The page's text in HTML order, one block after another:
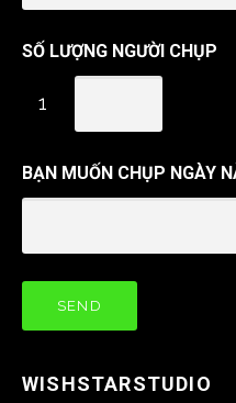
SỐ LƯỢNG NGƯỜI CHỤP
1
BẠN MUỐN CHỤP NGÀY
WISHSTARSTUDIO